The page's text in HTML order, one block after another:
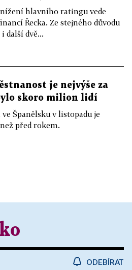
hlavního ratingu vede
Řecka. Ze stejného důvodu
další dvě...
je nejvýše za
skoro milion lidí
Španělsku v listopadu je
před rokem.
ODEBÍRAT